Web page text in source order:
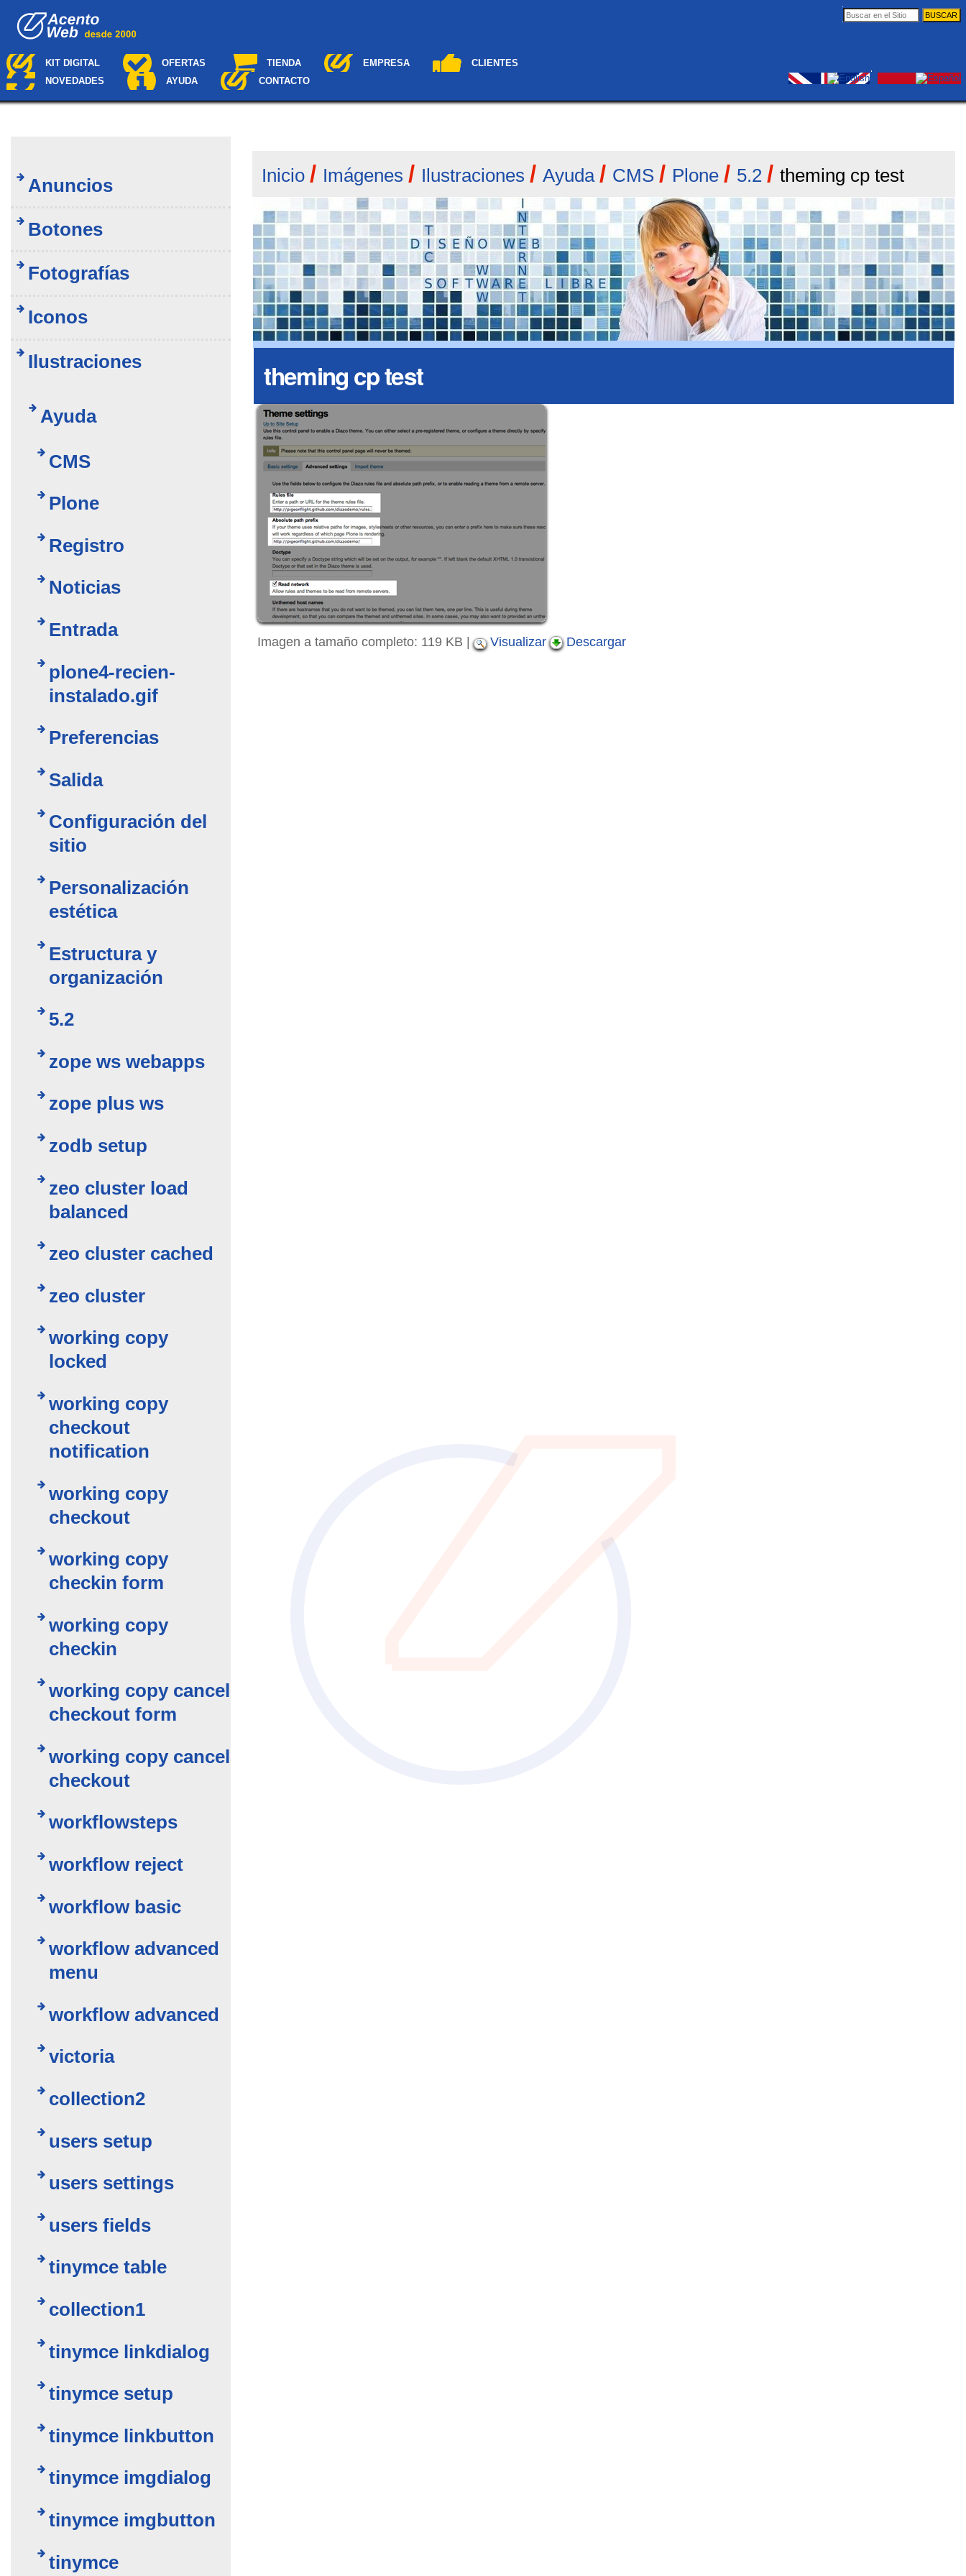
KIT DIGITAL OFERTAS TIENDA EMPRESA
CLIENTES
NOVEDADES
AYUDA CONTACTO
Buscar
Herramientas
Inicio / Imágenes / Ilustraciones / Ayuda / CMS / Plone / 5.2 / theming cp test
theming cp test
Imagen a tamaño completo: 119 KB | Visualizar Descargar
Anuncios
Botones
Fotografías
Iconos
Ilustraciones
Ayuda
CMS
Plone
Registro
Noticias
Entrada
plone4-recien-
instalado.gif
Preferencias
Salida
Configuración del
sitio
Personalización
estética
Estructura y
organización
5.2
zope ws webapps
zope plus ws
zodb setup
zeo cluster load
balanced
zeo cluster cached
zeo cluster
working copy
locked
working copy
checkout
notification
working copy
checkout
working copy
checkin form
working copy
checkin
working copy cancel
checkout form
working copy cancel
checkout
workflowsteps
workflow reject
workflow basic
workflow advanced
menu
workflow advanced
victoria
collection2
users setup
users settings
users fields
tinymce table
collection1
tinymce linkdialog
tinymce setup
tinymce linkbutton
tinymce imgdialog
tinymce imgbutton
tinymce